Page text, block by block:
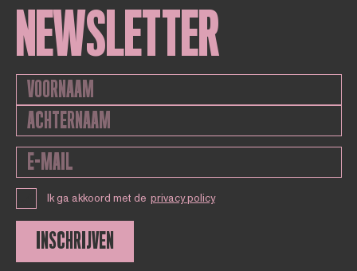
NEWSLETTER
Ik ga akkoord met de privacy policy
INSCHRIJVEN